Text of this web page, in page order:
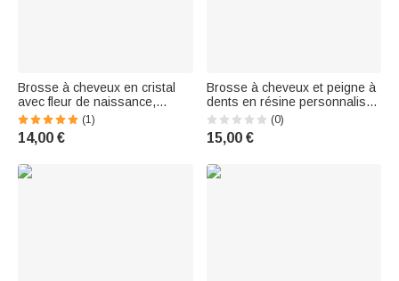
Brosse à cheveux en cristal
avec fleur de naissance,
peigne de massage
antistatique avec nom et
ruban, outil de maquillage,
d'anniversaire pour les
(1)
14,00 €
Brosse à cheveux et peigne à
dents en résine personnalisée
avec nom Cadeau
d'anniversaire pour femme
demoiselle d'honneur
(0)
15,00 €